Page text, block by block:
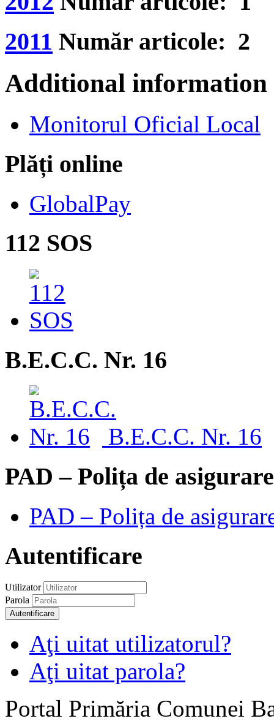
2011 Număr articole: 2
Additional information
Monitorul Oficial Local
Plăți online
GlobalPay
112 SOS
B.E.C.C. Nr. 16
B.E.C.C. Nr. 16
PAD – Polița de asigurare
PAD – Polița de
Autentificare
Utilizator
Parola
Autentificare
Aţi uitat utilizatorul?
Aţi uitat parola?
Portal Primăria Comunei